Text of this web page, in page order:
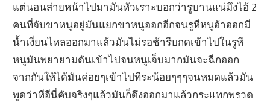
แต่นอนส่ายหน้าไปมามันหัวเราะบอกว่ารูบานแน่มึงไอ้ 2
คนที่จับขาหนูอยู่มันแยกขาหนูออกอีกจนรูหีหนูอ้าออกมี
น้ำเงี่ยนไหลออกมาแล้วมันไม่รอช้ารีบกดเข้าไปในรูหี
หนูมันพยายามดันเข้าไปจนหนูเจ็บมากมันจะฉีกออก
จากกันให้ได้มันค่อยๆเข้าไปทีระน้อยๆๆๆจนหมดแล้วมัน
พูดว่าหีอีนี่คับจริงๆแล้วมันก็ดึงออกมาแล้วกระแทกพรวด